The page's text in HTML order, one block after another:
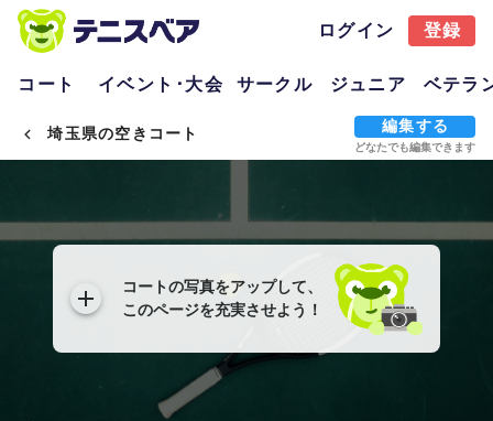
ログイン 登録
コート イベント･大会 サークル ジュニア ベテラ
埼玉県の空きコート 編集する
どなたでも編集できます
コートの写真をアップして、
このページを充実させよう！